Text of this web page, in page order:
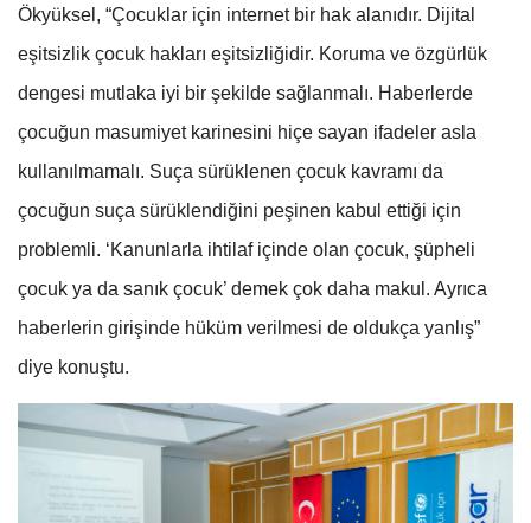
Ökyüksel, “Çocuklar için internet bir hak alanıdır. Dijital
eşitsizlik çocuk hakları eşitsizliğidir. Koruma ve özgürlük
dengesi mutlaka iyi bir şekilde sağlanmalı. Haberlerde
çocuğun masumiyet karinesini hiçe sayan ifadeler asla
kullanılmamalı. Suça sürüklenen çocuk kavramı da
çocuğun suça sürüklendiğini peşinen kabul ettiği için
problemli. ‘Kanunlarla ihtilaf içinde olan çocuk, şüpheli
çocuk ya da sanık çocuk’ demek çok daha makul. Ayrıca
haberlerin girişinde hüküm verilmesi de oldukça yanlış”
diye konuştu.